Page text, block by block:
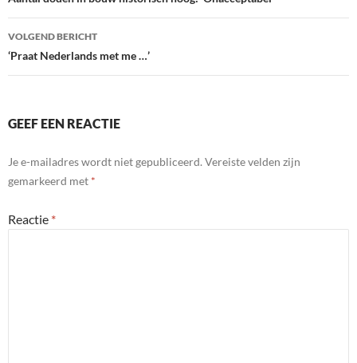
VOLGEND BERICHT
‘Praat Nederlands met me …’
GEEF EEN REACTIE
Je e-mailadres wordt niet gepubliceerd. Vereiste velden zijn
gemarkeerd met *
Reactie *